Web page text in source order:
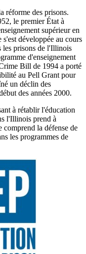
réforme des prisons.
le premier État à
supérieur en
développée au cours
les prisons de l'Illinois
d'enseignement
Bill de 1994 a porté
au Pell Grant pour
un déclin des
des années 2000.
à rétablir l'éducation
l'Illinois prend à
la défense de
les programmes de